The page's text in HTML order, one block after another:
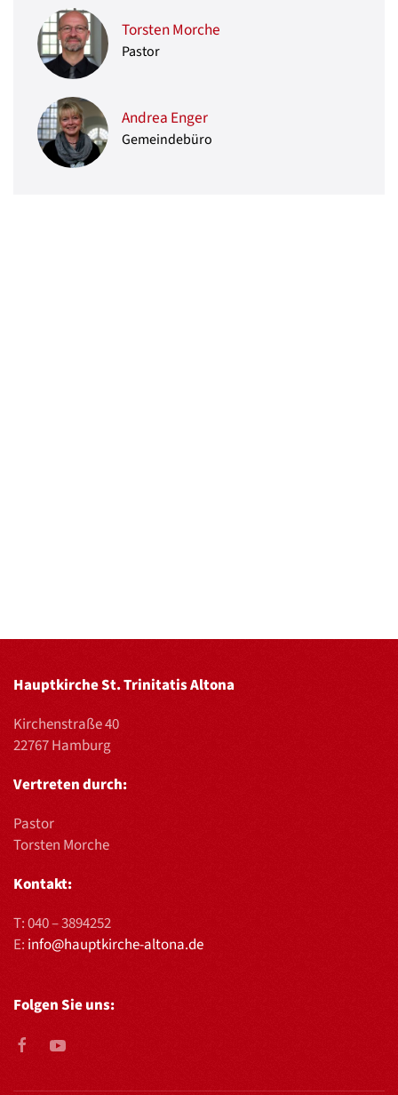
Torsten Morche
Pastor
Andrea Enger
Gemeindebüro
Hauptkirche St. Trinitatis Altona
Kirchenstraße 40
22767 Hamburg
Vertreten durch:
Pastor
Torsten Morche
Kontakt:
T:040 – 3894252
E: info@hauptkirche-altona.de
Folgen Sie uns: